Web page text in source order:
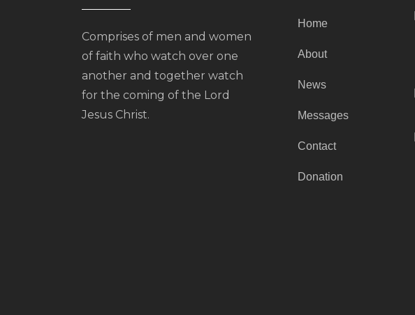
Comprises of men and women
of faith who watch over one
another and together watch
for the coming of the Lord
Jesus Christ.
Home
About
News
Messages
Contact
Donation